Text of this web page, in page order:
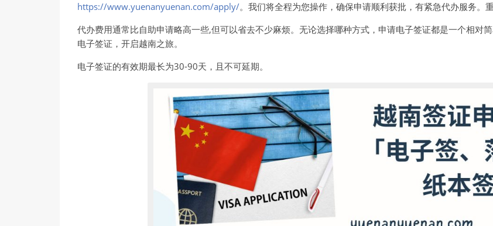
https://www.yuenanyuenan.com/apply/。我们将全程为您操作，确保申请顺利获批，有紧急代办服务。
代办费用通常比自助申请略高一些,但可以省去不少麻烦。无论选择哪种方式，申请电子签证都是一个相对
电子签证，开启越南之旅。
电子签证的有效期最长为30-90天，且不可延期。